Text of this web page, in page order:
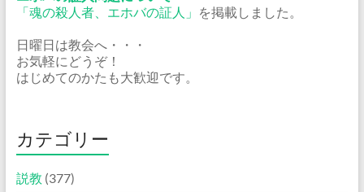
「魂の殺人者、エホバの証人」 を掲載しました。
日曜日は教会へ・・・
お気軽にどうぞ！
はじめてのかたも大歓迎です。
カテゴリー
説教 (377)